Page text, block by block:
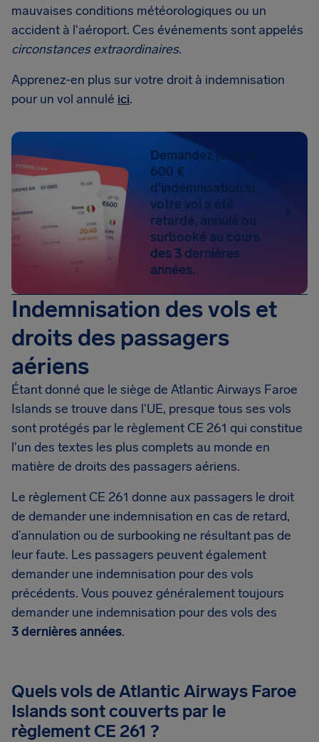
mauvaises conditions météorologiques ou un
accident à l'aéroport. Ces événements sont appelés
circonstances extraordinaires.
Apprenez-en plus sur votre droit à indemnisation
pour un vol annulé ici.
Demandez jusqu'à
600 €
d'indemnisation si
votre vol a été
retardé, annulé ou
surbooké au cours
des 3 dernières
années.
Indemnisation des vols et
droits des passagers
aériens
Étant donné que le siège de Atlantic Airways Faroe
Islands se trouve dans l'UE, presque tous ses vols
sont protégés par le règlement CE 261 qui constitue
l'un des textes les plus complets au monde en
matière de droits des passagers aériens.
Le règlement CE 261 donne aux passagers le droit
de demander une indemnisation en cas de retard,
d’annulation ou de surbooking ne résultant pas de
leur faute. Les passagers peuvent également
demander une indemnisation pour des vols
précédents. Vous pouvez généralement toujours
demander une indemnisation pour des vols des
3 dernières années.
Quels vols de Atlantic Airways Faroe
Islands sont couverts par le
règlement CE 261 ?